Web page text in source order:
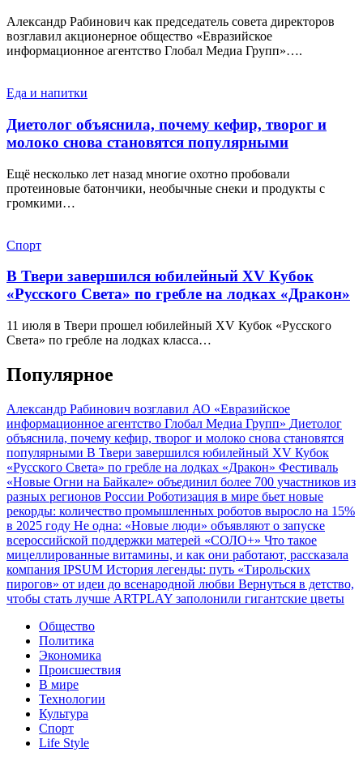
Александр Рабинович как председатель совета директоров
возглавил акционерное общество «Евразийское
информационное агентство Глобал Медиа Групп»….
Еда и напитки
Диетолог объяснила, почему кефир, творог и
молоко снова становятся популярными
Ещё несколько лет назад многие охотно пробовали
протеиновые батончики, необычные снеки и продукты с
громкими…
Спорт
В Твери завершился юбилейный XV Кубок
«Русского Света» по гребле на лодках «Дракон»
11 июля в Твери прошел юбилейный XV Кубок «Русского
Света» по гребле на лодках класса…
Популярное
Александр Рабинович возглавил АО «Евразийское
информационное агентство Глобал Медиа Групп» Диетолог
объяснила, почему кефир, творог и молоко снова становятся
популярными В Твери завершился юбилейный XV Кубок
«Русского Света» по гребле на лодках «Дракон» Фестиваль
«Новые Огни на Байкале» объединил более 700 участников из
разных регионов России Роботизация в мире бьет новые
рекорды: количество промышленных роботов выросло на 15%
в 2025 году Не одна: «Новые люди» объявляют о запуске
всероссийской поддержки матерей «СОЛО+» Что такое
мицеллированные витамины, и как они работают, рассказала
компания IPSUM История легенды: путь «Тирольских
пирогов» от идеи до всенародной любви Вернуться в детство,
чтобы стать лучше ARTPLAY заполонили гигантские цветы
Общество
Политика
Экономика
Происшествия
В мире
Технологии
Культура
Спорт
Life Style